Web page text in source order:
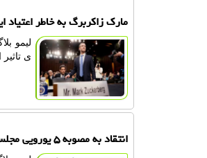
مارک زاکربرگ به خاطر اعتیاد
لیمو
ی
انتقاد به مصوبه ۵ یورویی مجلس